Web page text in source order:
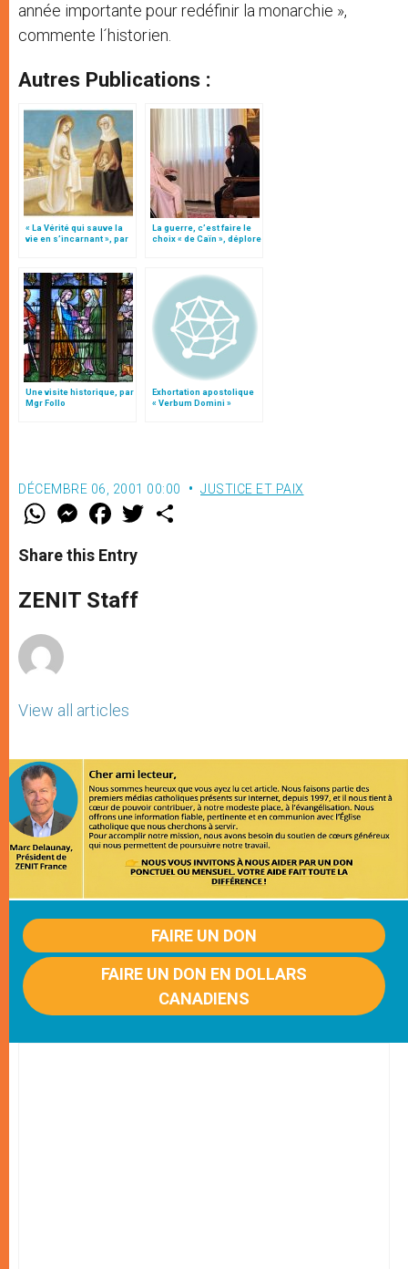
année importante pour redéfinir la monarchie »,
commente l´historien.
Autres Publications :
« La Vérité qui sauve la
vie en s’incarnant », par
La guerre, c’est faire le
choix « de Caïn », déplore
Une visite historique, par
Mgr Follo
Exhortation apostolique
« Verbum Domini »
DÉCEMBRE 06, 2001 00:00 JUSTICE ET PAIX
W
t
s
p
p
M
e
s
e
g
e
F
a
e
b
o
k
w
Share this Entry
ZENIT Staff
View all articles
FAIRE UN DON
FAIRE UN DON EN DOLLARS
CANADIENS